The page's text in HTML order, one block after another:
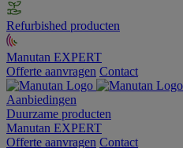
Refurbished producten
Manutan EXPERT
Offerte aanvragen Contact
Aanbiedingen
Duurzame producten
Manutan EXPERT
Offerte aanvragen Contact